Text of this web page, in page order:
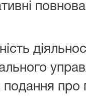
подання